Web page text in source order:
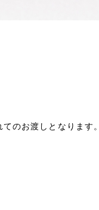
のお渡しとなります。